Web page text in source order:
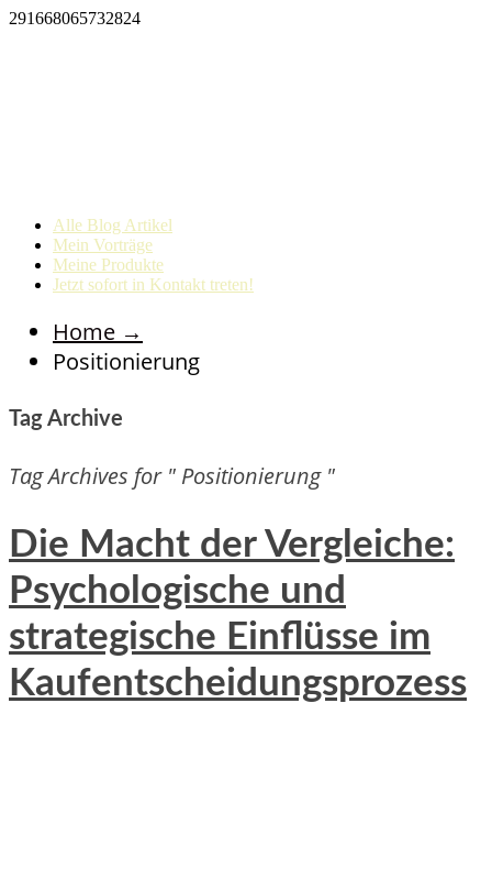
291668065732824
Alle Blog Artikel
Mein Vorträge
Meine Produkte
Jetzt sofort in Kontakt treten!
Home →
Positionierung
Tag Archive
Tag Archives for " Positionierung "
Die Macht der Vergleiche:
Psychologische und
strategische Einflüsse im
Kaufentscheidungsprozess